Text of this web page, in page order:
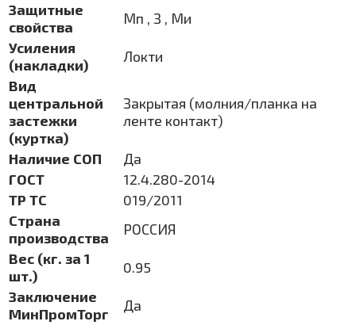
Защитные
свойства
Мп , З , Ми
Усиления
(накладки)
Локти
Вид
центральной
застежки
(куртка)
Закрытая (молния/планка на
ленте контакт)
Наличие СОП
Да
ГОСТ
12.4.280-2014
ТР ТС
019/2011
Страна
производства
РОССИЯ
Вес (кг. за 1
шт.)
0.95
Заключение
МинПромТорг
Да